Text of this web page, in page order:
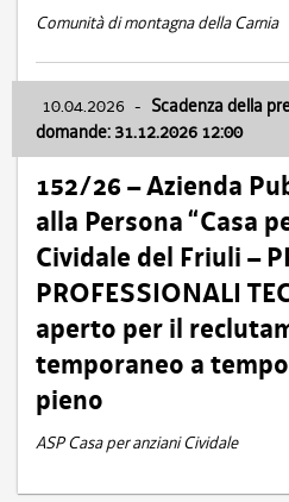
Comunità di montagna della Carnia
10.04.2026 - Scadenza della
domande: 31.12.2026 12:00
152/26 – Azienda
alla Persona “Casa
Cividale del Friuli –
PROFESSIONALI
aperto per il
temporaneo a
pieno
ASP Casa per anziani Cividale